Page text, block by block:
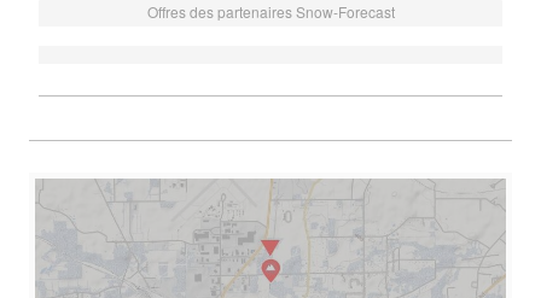
Offres des partenaires Snow-Forecast